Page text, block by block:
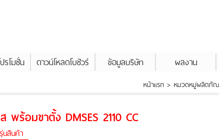
รโมชั่น ดาวน์โหลดโบชัวร์ ข้อมูลบริษัท ผลงาน
หน้าแรก > หมวดหมู่ผลิตภัณ
พร้อมขาตั้ง DMSES 2110 CC
รุ่นสินค้า